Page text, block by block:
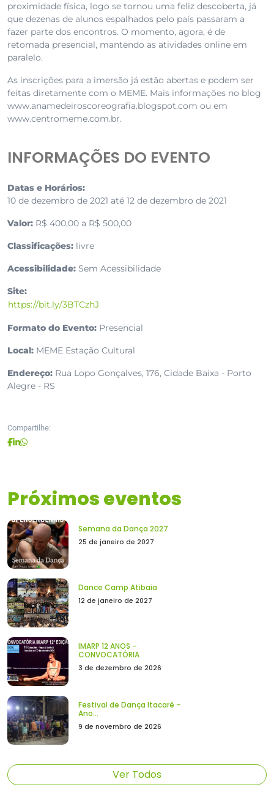
proximidade física, logo se tornou uma feliz descoberta, já
que dezenas de alunos espalhados pelo país passaram a
fazer parte dos encontros. O momento, agora, é de
retomada presencial, mantendo as atividades online em
paralelo.
As inscrições para a imersão já estão abertas e podem ser
feitas diretamente com o MEME. Mais informações no blog
www.anamedeiroscoreografia.blogspot.com ou em
www.centromeme.com.br.
INFORMAÇÕES DO EVENTO
Datas e Horários:
10 de dezembro de 2021 até 12 de dezembro de 2021
Valor: R$ 400,00 a R$ 500,00
Classificações: livre
Acessibilidade: Sem Acessibilidade
Site:
https://bit.ly/3BTCzhJ
Formato do Evento: Presencial
Local: MEME Estação Cultural
Endereço: Rua Lopo Gonçalves, 176, Cidade Baixa - Porto
Alegre - RS
Compartilhe:
Próximos eventos
Semana da Dança 2027
25 de janeiro de 2027
Dance Camp Atibaia
12 de janeiro de 2027
IMARP 12 ANOS –
CONVOCATÓRIA
3 de dezembro de 2026
Festival de Dança Itacaré –
Ano...
9 de novembro de 2026
Ver Todos